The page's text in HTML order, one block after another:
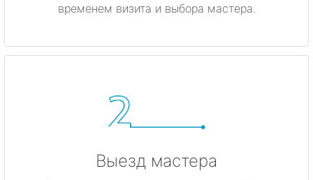
временем визита и выбора мастера.
Выезд мастера